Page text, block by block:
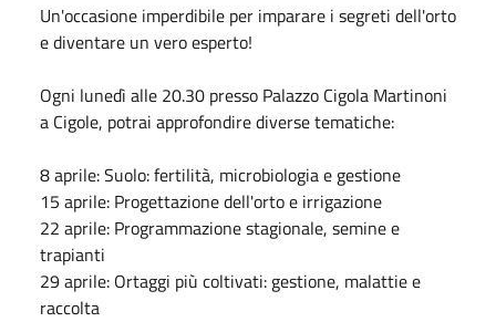
Un'occasione imperdibile per imparare i segreti dell'orto
e diventare un vero esperto!
Ogni lunedì alle 20.30 presso Palazzo Cigola Martinoni
a Cigole, potrai approfondire diverse tematiche:
8 aprile: Suolo: fertilità, microbiologia e gestione
15 aprile: Progettazione dell'orto e irrigazione
22 aprile: Programmazione stagionale, semine e
trapianti
29 aprile: Ortaggi più coltivati: gestione, malattie e
raccolta